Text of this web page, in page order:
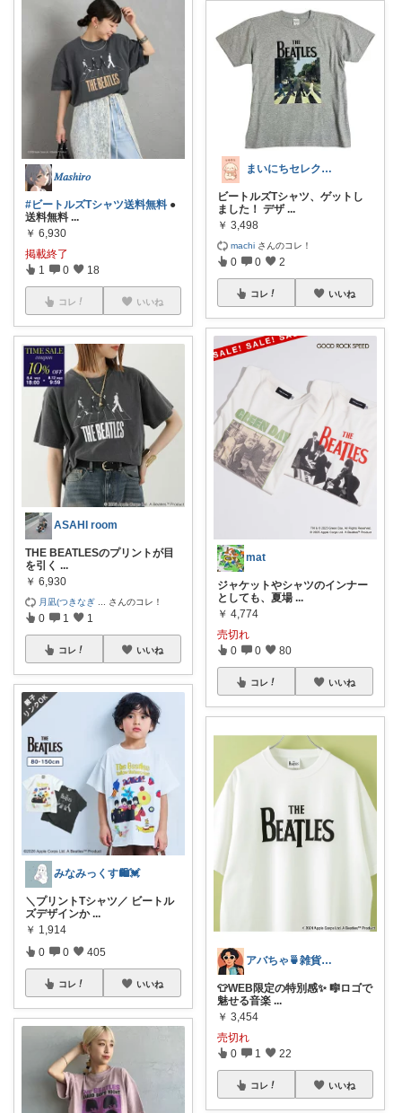
𝑀𝑎𝑠ℎ𝑖𝑟𝑜
#ビートルズTシャツ送料無料 ●
送料無料 ...
￥ 6,930
掲載終了
1 0 18
コレ いいね
ASAHI room
THE BEATLESのプリントが目
を引く ...
￥ 6,930
月凪(つきなぎ さんのコレ！
0 1 1
コレ いいね
みなみっくす🛍️💓
＼プリントTシャツ／ ビートル
ズデザインか ...
￥ 1,914
0 0 405
コレ いいね
まいにちセレクトdays
ビートルズTシャツ、ゲットし
ました！ デザ ...
￥ 3,498
machi さんのコレ！
0 0 2
コレ いいね
mat
ジャケットやシャツのインナー
としても、夏場 ...
￥ 4,774
売切れ
0 0 80
コレ いいね
アバちゃ🍵雑貨！洋楽！映画！
👕WEB限定の特別感✨ 🎼ロゴで
魅せる音楽 ...
￥ 3,454
売切れ
0 1 22
コレ いいね